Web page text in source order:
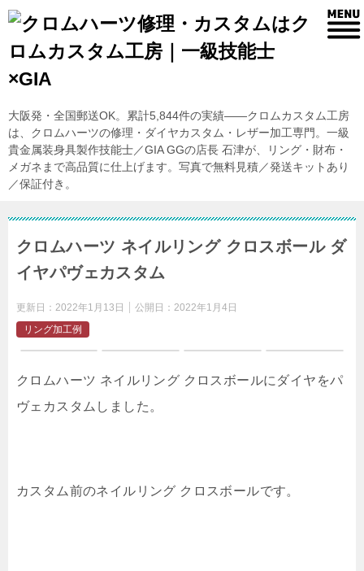
大阪発・全国郵送OK。累計5,844件の実績——クロムカスタム工房
は、クロムハーツの修理・ダイヤカスタム・レザー加工専門。一級
貴金属装身具製作技能士／GIA GGの店長 石津が、リング・財布・
メガネまで高品質に仕上げます。写真で無料見積／発送キットあり
／保証付き。
クロムハーツ ネイルリング クロスボール ダ
イヤパヴェカスタム
更新日： 2022年1月13日 公開日： 2022年1月4日
リング加工例
クロムハーツ ネイルリング クロスボールにダイヤをパ
ヴェカスタムしました。
カスタム前のネイルリング クロスボールです。